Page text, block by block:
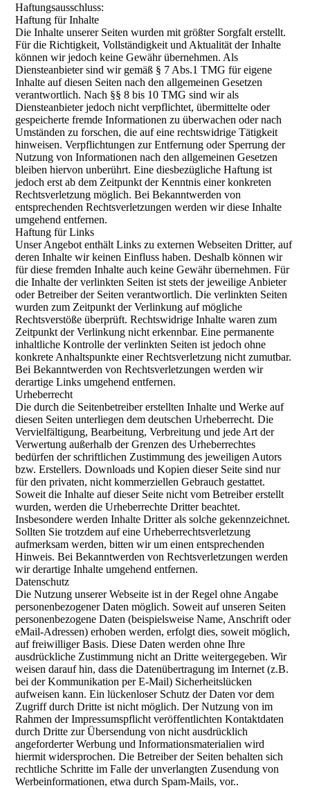
Haftungsausschluss:
Haftung für Inhalte
Die Inhalte unserer Seiten wurden mit größter Sorgfalt erstellt.
Für die Richtigkeit, Vollständigkeit und Aktualität der Inhalte
können wir jedoch keine Gewähr übernehmen. Als
Diensteanbieter sind wir gemäß § 7 Abs.1 TMG für eigene
Inhalte auf diesen Seiten nach den allgemeinen Gesetzen
verantwortlich. Nach §§ 8 bis 10 TMG sind wir als
Diensteanbieter jedoch nicht verpflichtet, übermittelte oder
gespeicherte fremde Informationen zu überwachen oder nach
Umständen zu forschen, die auf eine rechtswidrige Tätigkeit
hinweisen. Verpflichtungen zur Entfernung oder Sperrung der
Nutzung von Informationen nach den allgemeinen Gesetzen
bleiben hiervon unberührt. Eine diesbezügliche Haftung ist
jedoch erst ab dem Zeitpunkt der Kenntnis einer konkreten
Rechtsverletzung möglich. Bei Bekanntwerden von
entsprechenden Rechtsverletzungen werden wir diese Inhalte
umgehend entfernen.
Haftung für Links
Unser Angebot enthält Links zu externen Webseiten Dritter, auf
deren Inhalte wir keinen Einfluss haben. Deshalb können wir
für diese fremden Inhalte auch keine Gewähr übernehmen. Für
die Inhalte der verlinkten Seiten ist stets der jeweilige Anbieter
oder Betreiber der Seiten verantwortlich. Die verlinkten Seiten
wurden zum Zeitpunkt der Verlinkung auf mögliche
Rechtsverstöße überprüft. Rechtswidrige Inhalte waren zum
Zeitpunkt der Verlinkung nicht erkennbar. Eine permanente
inhaltliche Kontrolle der verlinkten Seiten ist jedoch ohne
konkrete Anhaltspunkte einer Rechtsverletzung nicht zumutbar.
Bei Bekanntwerden von Rechtsverletzungen werden wir
derartige Links umgehend entfernen.
Urheberrecht
Die durch die Seitenbetreiber erstellten Inhalte und Werke auf
diesen Seiten unterliegen dem deutschen Urheberrecht. Die
Vervielfältigung, Bearbeitung, Verbreitung und jede Art der
Verwertung außerhalb der Grenzen des Urheberrechtes
bedürfen der schriftlichen Zustimmung des jeweiligen Autors
bzw. Erstellers. Downloads und Kopien dieser Seite sind nur
für den privaten, nicht kommerziellen Gebrauch gestattet.
Soweit die Inhalte auf dieser Seite nicht vom Betreiber erstellt
wurden, werden die Urheberrechte Dritter beachtet.
Insbesondere werden Inhalte Dritter als solche gekennzeichnet.
Sollten Sie trotzdem auf eine Urheberrechtsverletzung
aufmerksam werden, bitten wir um einen entsprechenden
Hinweis. Bei Bekanntwerden von Rechtsverletzungen werden
wir derartige Inhalte umgehend entfernen.
Datenschutz
Die Nutzung unserer Webseite ist in der Regel ohne Angabe
personenbezogener Daten möglich. Soweit auf unseren Seiten
personenbezogene Daten (beispielsweise Name, Anschrift oder
eMail-Adressen) erhoben werden, erfolgt dies, soweit möglich,
auf freiwilliger Basis. Diese Daten werden ohne Ihre
ausdrückliche Zustimmung nicht an Dritte weitergegeben. Wir
weisen darauf hin, dass die Datenübertragung im Internet (z.B.
bei der Kommunikation per E-Mail) Sicherheitslücken
aufweisen kann. Ein lückenloser Schutz der Daten vor dem
Zugriff durch Dritte ist nicht möglich. Der Nutzung von im
Rahmen der Impressumspflicht veröffentlichten Kontaktdaten
durch Dritte zur Übersendung von nicht ausdrücklich
angeforderter Werbung und Informationsmaterialien wird
hiermit widersprochen. Die Betreiber der Seiten behalten sich
rechtliche Schritte im Falle der unverlangten Zusendung von
Werbeinformationen, etwa durch Spam-Mails, vor..